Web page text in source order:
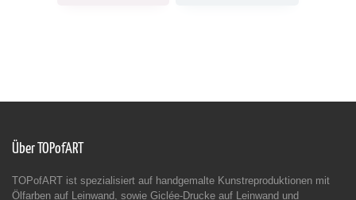
Über TOPofART
TOPofART ist spezialisiert auf handgemalte Kunstreproduktionen mit
Ölfarben auf Leinwand, sowie Giclée-Drucke auf Leinwand und